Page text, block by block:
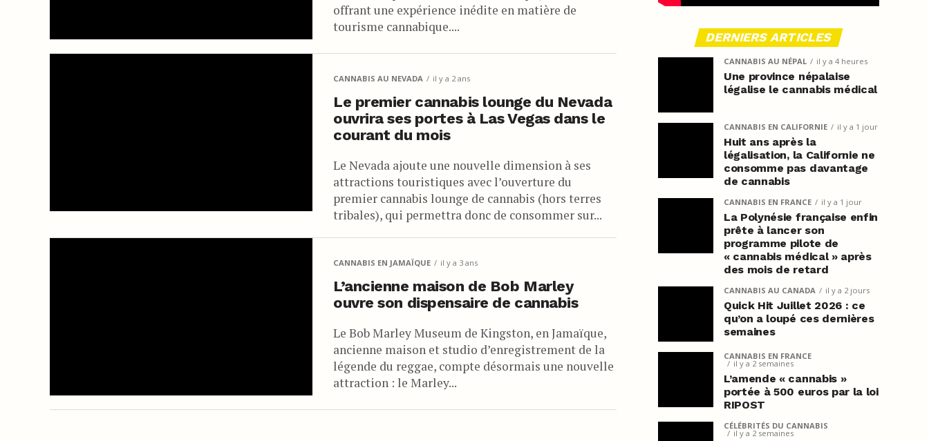
offrant une expérience inédite en matière de
tourisme cannabique....
CANNABIS AU NEVADA il y a 2 ans
Le premier cannabis lounge du Nevada
ouvrira ses portes à Las Vegas dans le
courant du mois
Le Nevada ajoute une nouvelle dimension à ses
attractions touristiques avec l’ouverture du
premier cannabis lounge de cannabis (hors terres
tribales), qui permettra donc de consommer sur...
CANNABIS EN JAMAÏQUE il y a 3 ans
L’ancienne maison de Bob Marley
ouvre son dispensaire de cannabis
Le Bob Marley Museum de Kingston, en Jamaïque,
ancienne maison et studio d’enregistrement de la
légende du reggae, compte désormais une nouvelle
attraction : le Marley...
DERNIERS ARTICLES
CANNABIS AU NÉPAL il y a 4 heures
Une province népalaise
légalise le cannabis médical
CANNABIS EN CALIFORNIE il y a 1 jour
Huit ans après la
légalisation, la Californie ne
consomme pas davantage
de cannabis
CANNABIS EN FRANCE il y a 1 jour
La Polynésie française enfin
prête à lancer son
programme pilote de
« cannabis médical » après
des mois de retard
CANNABIS AU CANADA il y a 2 jours
Quick Hit Juillet 2026 : ce
qu’on a loupé ces dernières
semaines
CANNABIS EN FRANCE
il y a 2 semaines
L’amende « cannabis »
portée à 500 euros par la loi
RIPOST
CÉLÉBRITÉS DU CANNABIS
il y a 2 semaines